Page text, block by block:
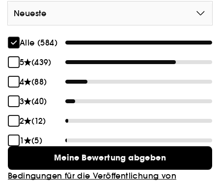
Neueste
Alle (584)
5
(439)
4
(88)
3
(40)
2
(12)
1
(5)
Meine Bewertung abgeben
Bedingungen für die Veröffentlichung von